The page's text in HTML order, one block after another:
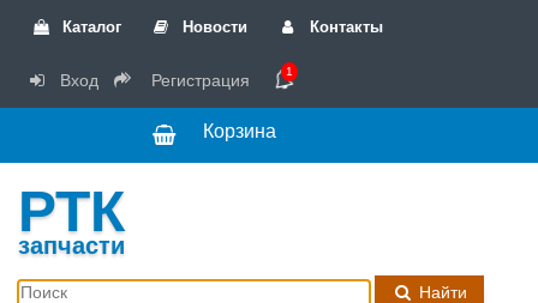
Каталог Новости Контакты
Вход Регистрация 1
Корзина
РТК
запчасти
Найти